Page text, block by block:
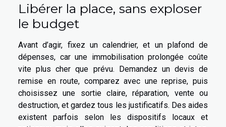
Libérer la place, sans exploser
le budget
Avant d’agir, fixez un calendrier, et un plafond de
dépenses, car une immobilisation prolongée coûte
vite plus cher que prévu. Demandez un devis de
remise en route, comparez avec une reprise, puis
choisissez une sortie claire, réparation, vente ou
destruction, et gardez tous les justificatifs. Des aides
existent parfois selon les dispositifs locaux et